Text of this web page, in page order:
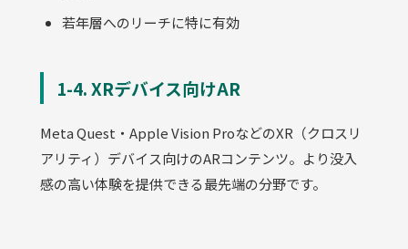
若年層へのリーチに特に有効
1-4. XRデバイス向けAR
Meta Quest・Apple Vision ProなどのXR（クロスリ
アリティ）デバイス向けのARコンテンツ。より没入
感の高い体験を提供できる最先端の分野です。